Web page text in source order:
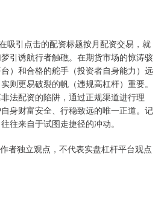
吸引点击的配资标题按月配资交易，就
引诱航行者触礁。在期货市场的惊涛骇
）和合格的舵手（投资者自身能力）远
则更易破裂的帆（违规高杠杆）重要。
法配资的陷阱，通过正规渠道进行理
身财富安全、行稳致远的唯一正道。记
往来自于试图走捷径的冲动。
者独立观点，不代表实盘杠杆平台观点